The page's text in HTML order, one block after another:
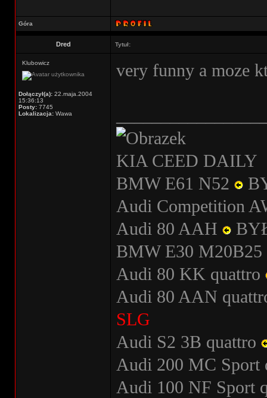
Góra
Dred Tytuł:
Klubowicz
Dołączył(a): 22.maja.2004
15:36:13
Posty: 7745
Lokalizacja: Wawa
very funny a moze
KIA CEED DAILY
BMW E61 N52
Audi Competition
Audi 80 AAH
BMW E30 M20B25
Audi 80 KK quattro
Audi 80 AAN
SLG
Audi S2 3B quattro
Audi 200 MC Sport
Audi 100 NF Sport